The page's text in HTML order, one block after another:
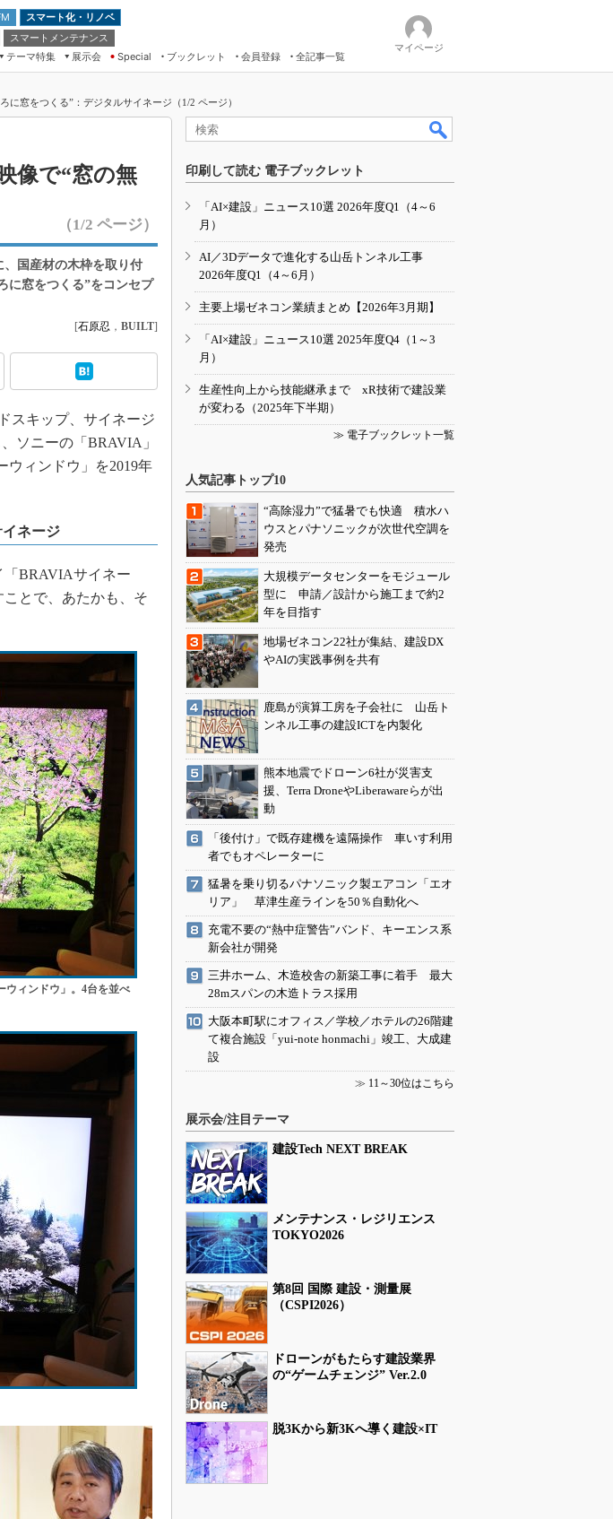
スマート化・リノベ
スマートメンテナンス
テーマ特集
展示会
術展－
2020
スTOKYO
Special ブックレット 会員登録 全記事一覧
マイページ
窓をつくる”：デジタルサイネージ（1/2 ページ）
像で“窓の無
（1/2 ページ）
国産材の木枠を取り付
に窓をつくる”をコンセプ
[石原忍 ， BUILT]
スキップ、サイネージ
ソニーの「BRAVIA」
ウィンドウ」を2019年
ネージ
BRAVIAサイネー
とで、あたかも、そ
ウィンドウ」。4台を並べ
印刷して読む 電子ブックレット
「AI×建設」ニュース10選 2026年度Q1（4～6
月）
AI／3Dデータで進化する山岳トンネル工事
2026年度Q1（4～6月）
主要上場ゼネコン業績まとめ【2026年3月期】
「AI×建設」ニュース10選 2025年度Q4（1～3
月）
生産性向上から技能継承まで xR技術で建設業
が変わる（2025年下半期）
≫ 電子ブックレット一覧
人気記事トップ10
“高除湿力”で猛暑でも快適 積水ハ
ウスとパナソニックが次世代空調を
発売
大規模データセンターをモジュール
型に 申請／設計から施工まで約2
年を目指す
地場ゼネコン22社が集結、建設DX
やAIの実践事例を共有
鹿島が演算工房を子会社に 山岳ト
ンネル工事の建設ICTを内製化
熊本地震でドローン6社が災害支
援、Terra DroneやLiberawareらが出
動
「後付け」で既存建機を遠隔操作 車いす利用
者でもオペレーターに
猛暑を乗り切るパナソニック製エアコン「エオ
リア」 草津生産ラインを50％自動化へ
充電不要の“熱中症警告”バンド、キーエンス系
新会社が開発
三井ホーム、木造校舎の新築工事に着手 最大
28mスパンの木造トラス採用
大阪本町駅にオフィス／学校／ホテルの26階建
て複合施設「yui-note honmachi」竣工、大成建
設
≫ 11～30位はこちら
展示会/注目テーマ
建設Tech NEXT BREAK
メンテナンス・レジリエンス
TOKYO2026
第8回 国際 建設・測量展
（CSPI2026）
ドローンがもたらす建設業界
の“ゲームチェンジ” Ver.2.0
脱3Kから新3Kへ導く建設×IT